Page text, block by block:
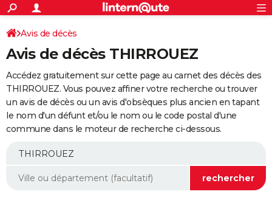
ACTUALITÉS
Politique
Société
Faits Divers
Education
Monde
Villes
+
SPORT
Coupe du monde 2026
Football
Tennis
Cyclisme
Rugby
Forum
Programme TV
TNT
Streaming
Cinéma
Sorties cinéma
Musique
+
FINANCE
Impôts
Immobilier
Risques naturels par ville
Banque
Assurance
Crédit
AUTO
Essais
Réserver un essai
Citadines
Berlines
SUV
Forum auto
+
Mobiles
Meilleur smartphone
Internet
Ordinateurs
Jeux vidéo
Guide high-tech
Aménagement intérieur
Avis de décès
Avis de décès THIRROUEZ
Accédez gratuitement sur cette page au carnet des décès des
THIRROUEZ. Vous pouvez affiner votre recherche ou trouver
un avis de décès ou un avis d'obsèques plus ancien en tapant
le nom d'un défunt et/ou le nom ou le code postal d'une
commune dans le moteur de recherche ci-dessous.